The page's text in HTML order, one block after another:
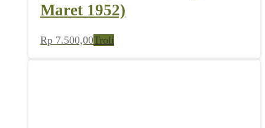
Maret 1952)
Rp 7.500,00Troli